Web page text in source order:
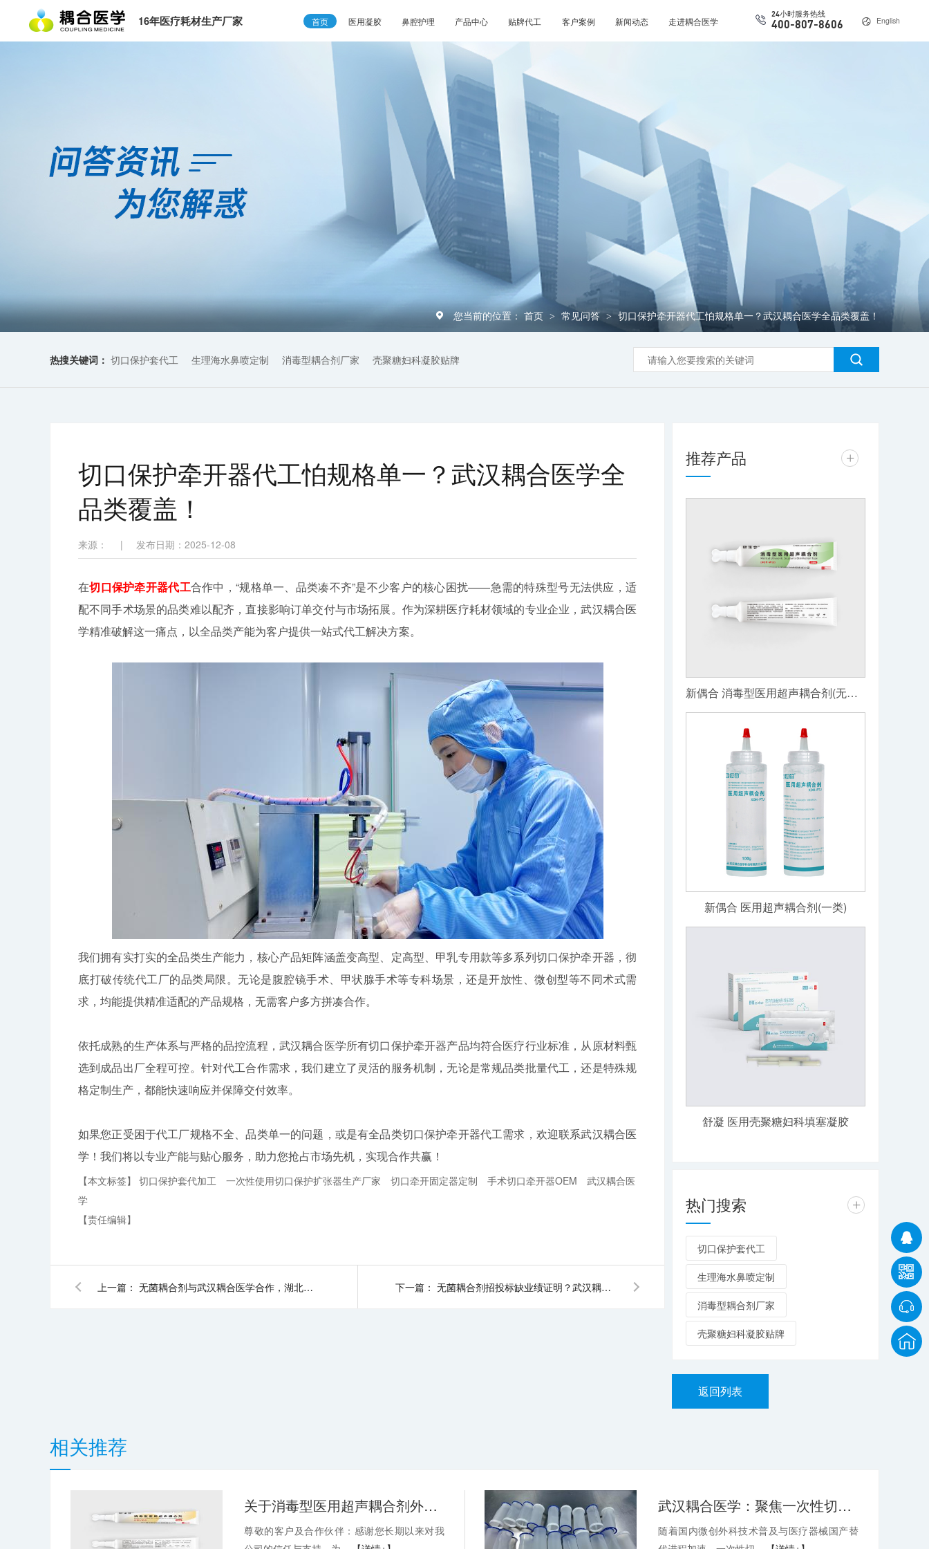
16年医疗耗材生产厂家 English
24小时服务热线
400-807-8606
首页 医用凝胶 鼻腔护理 产品中心 贴牌代工 客户案例 新闻动态 走进耦合医学
您当前的位置： 首页 > 常见问答 > 切口保护牵开器代工怕规格单一？武汉耦合医学全品类覆盖！
热搜关键词： 切口保护套代工 生理海水鼻喷定制 消毒型耦合剂厂家 壳聚糖妇科凝胶贴牌
切口保护牵开器代工怕规格单一？武汉耦合医学全
品类覆盖！
来源： | 发布日期：2025-12-08
在切口保护牵开器代工合作中，“规格单一、品类凑不齐”是不少客户的核心困扰——急需的特殊型号无法供应，适
配不同手术场景的品类难以配齐，直接影响订单交付与市场拓展。作为深耕医疗耗材领域的专业企业，武汉耦合医
学精准破解这一痛点，以全品类产能为客户提供一站式代工解决方案。
我们拥有实打实的全品类生产能力，核心产品矩阵涵盖变高型、定高型、甲乳专用款等多系列切口保护牵开器，彻
底打破传统代工厂的品类局限。无论是腹腔镜手术、甲状腺手术等专科场景，还是开放性、微创型等不同术式需
求，均能提供精准适配的产品规格，无需客户多方拼凑合作。
依托成熟的生产体系与严格的品控流程，武汉耦合医学所有切口保护牵开器产品均符合医疗行业标准，从原材料甄
选到成品出厂全程可控。针对代工合作需求，我们建立了灵活的服务机制，无论是常规品类批量代工，还是特殊规
格定制生产，都能快速响应并保障交付效率。
如果您正受困于代工厂规格不全、品类单一的问题，或是有全品类切口保护牵开器代工需求，欢迎联系武汉耦合医
学！我们将以专业产能与贴心服务，助力您抢占市场先机，实现合作共赢！
【本文标签】 切口保护套代加工 一次性使用切口保护扩张器生产厂家 切口牵开固定器定制 手术切口牵开器OEM
武汉耦合医
学
【责任编辑】
上一篇： 无菌耦合剂与武汉耦合医学合作，湖北医疗经销商能获得哪些进院支持？ 下一篇： 无菌耦合剂招投标缺业绩证明？武汉耦合医学来解决！
推荐产品 +
新偶合 消毒型医用超声耦合剂(无菌级)
新偶合 医用超声耦合剂(一类)
舒凝 医用壳聚糖妇科填塞凝胶
热门搜索 +
切口保护套代工
生理海水鼻喷定制
消毒型耦合剂厂家
壳聚糖妇科凝胶贴牌
返回列表
相关推荐
关于消毒型医用超声耦合剂外包装装箱方式变更的通知-武汉耦合医学
尊敬的客户及合作伙伴：感谢您长期以来对我
武汉耦合医学：聚焦一次性切口保护套OEM，深耕微创耗材定制代工领域
随着国内微创外科技术普及与医疗器械国产替